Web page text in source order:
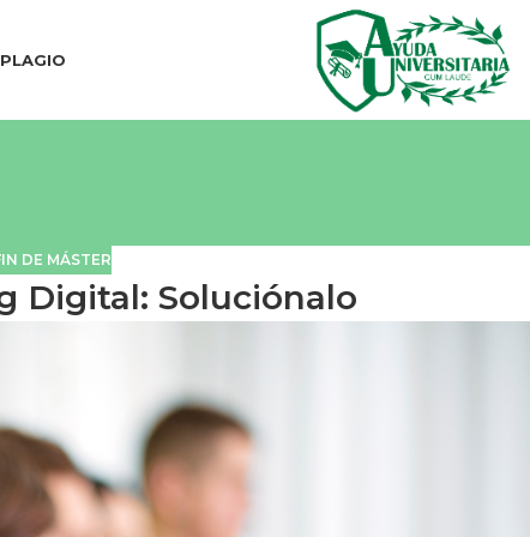
DE MÁSTER
Digital: Soluciónalo